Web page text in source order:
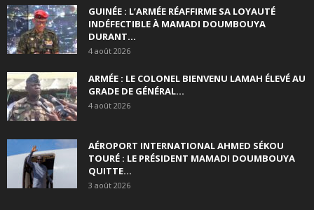
GUINÉE : L’ARMÉE RÉAFFIRME SA LOYAUTÉ
INDÉFECTIBLE À MAMADI DOUMBOUYA
DURANT...
4 août 2026
ARMÉE : LE COLONEL BIENVENU LAMAH ÉLEVÉ AU
GRADE DE GÉNÉRAL...
4 août 2026
AÉROPORT INTERNATIONAL AHMED SÉKOU
TOURÉ : LE PRÉSIDENT MAMADI DOUMBOUYA
QUITTE...
3 août 2026